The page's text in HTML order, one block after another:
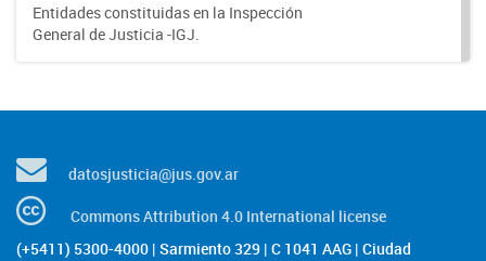
Entidades constituidas en la Inspección
General de Justicia -IGJ.
datosjusticia@jus.gov.ar
Commons Attribution 4.0 International license
(+5411) 5300-4000 | Sarmiento 329 | C 1041 AAG | Ciudad